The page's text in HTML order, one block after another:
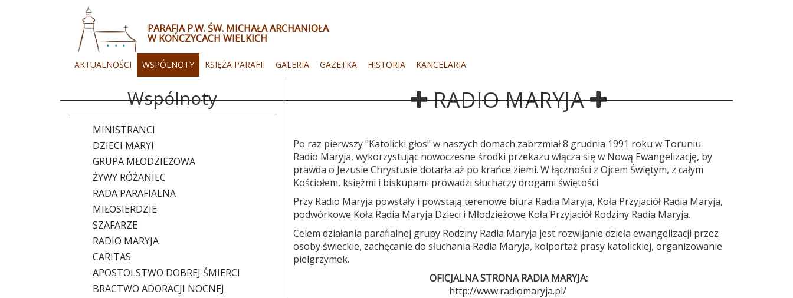
PARAFIA P.W. ŚW. MICHAŁA ARCHANIOŁA
W KOŃCZYCACH WIELKICH
WSPÓLNOTY KSIĘŻA PARAFII GALERIA GAZETKA HISTORIA KANCELARIA
AKTUALNOŚCI
RADIO MARYJA
Po raz pierwszy "Katolicki głos" w naszych domach zabrzmiał 8 grudnia 1991 roku w Toruniu.
Radio Maryja, wykorzystując nowoczesne środki przekazu włącza się w Nową Ewangelizację, by
prawda o Jezusie Chrystusie dotarła aż po krańce ziemi. W łączności z Ojcem Świętym, z całym
Kościołem, księżmi i biskupami prowadzi słuchaczy drogami świętości.
Przy Radio Maryja powstały i powstają terenowe biura Radia Maryja, Koła Przyjaciół Radia Maryja,
podwórkowe Koła Radia Maryja Dzieci i Młodzieżowe Koła Przyjaciół Rodziny Radia Maryja.
Celem działania parafialnej grupy Rodziny Radia Maryja jest rozwijanie dzieła ewangelizacji przez
osoby świeckie, zachęcanie do słuchania Radia Maryja, kolportaż prasy katolickiej, organizowanie
pielgrzymek.
OFICJALNA STRONA RADIA MARYJA:
http://www.radiomaryja.pl/
Wspólnoty
MINISTRANCI
DZIECI MARYI
GRUPA MŁODZIEŻOWA
ŻYWY RÓŻANIEC
RADA PARAFIALNA
MIŁOSIERDZIE
SZAFARZE
RADIO MARYJA
CARITAS
APOSTOLSTWO DOBREJ ŚMIERCI
BRACTWO ADORACJI NOCNEJ